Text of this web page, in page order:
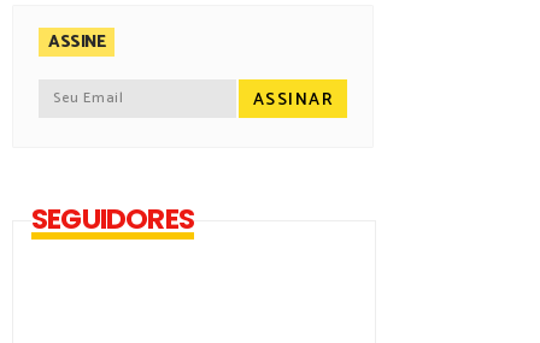
ASSINE
SEGUIDORES